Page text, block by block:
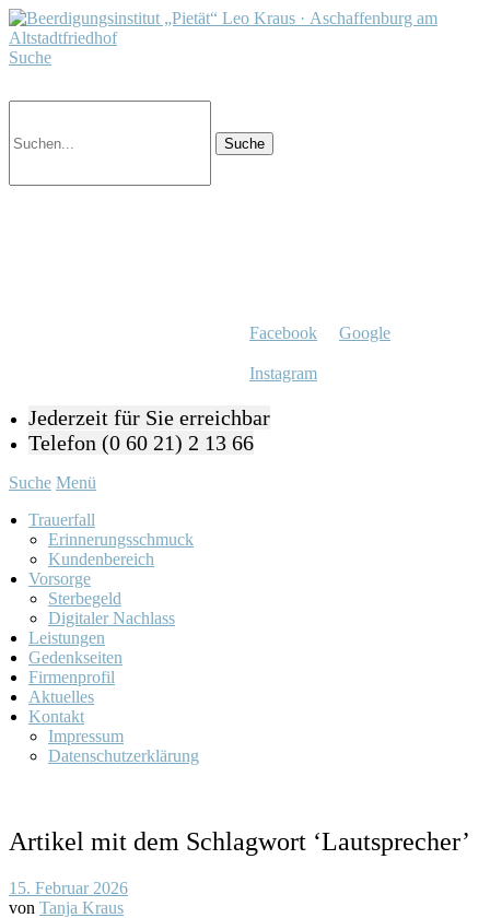
Suche
Facebook Google
Instagram
Jederzeit für Sie erreichbar
Telefon (0 60 21) 2 13 66
Suche Menü
Trauerfall
Erinnerungsschmuck
Kundenbereich
Vorsorge
Sterbegeld
Digitaler Nachlass
Leistungen
Gedenkseiten
Firmenprofil
Aktuelles
Kontakt
Impressum
Datenschutzerklärung
Artikel mit dem Schlagwort ‘Lautsprecher’
15. Februar 2026
von Tanja Kraus